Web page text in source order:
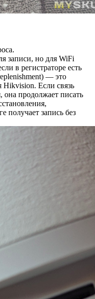
записи, но для WiFi
в регистраторе есть
— это
Hikvision. Если связь
она продолжает писать
получает запись без